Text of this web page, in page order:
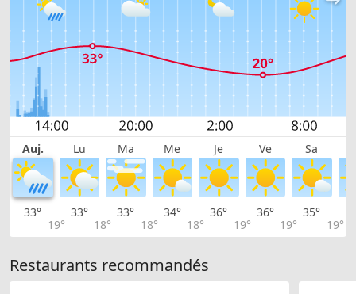
Auj. Lu Ma Me Je Ve Sa
33°
19°
33°
18°
33°
18°
34°
18°
36°
19°
36°
19°
35°
19°
Restaurants recommandés